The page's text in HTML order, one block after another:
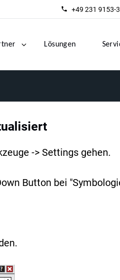
+49 231 9153-
Lösungen
-> Settings gehen.
Button bei